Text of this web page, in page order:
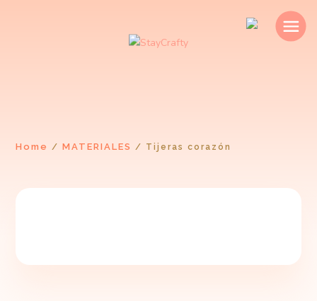
Home / MATERIALES / Tijeras corazón